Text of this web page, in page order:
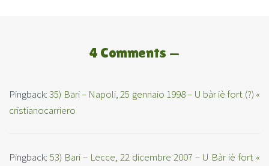
4 Comments —
Pingback:35) Bari – Napoli, 25 gennaio 1998 – U bàr iè fort (?) «
cristianocarriero
Pingback: 53) Bari – Lecce, 22 dicembre 2007 – U Bàr iè fort «